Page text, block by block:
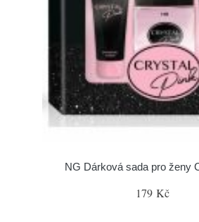
NG Dárková sada pro ženy
179 Kč